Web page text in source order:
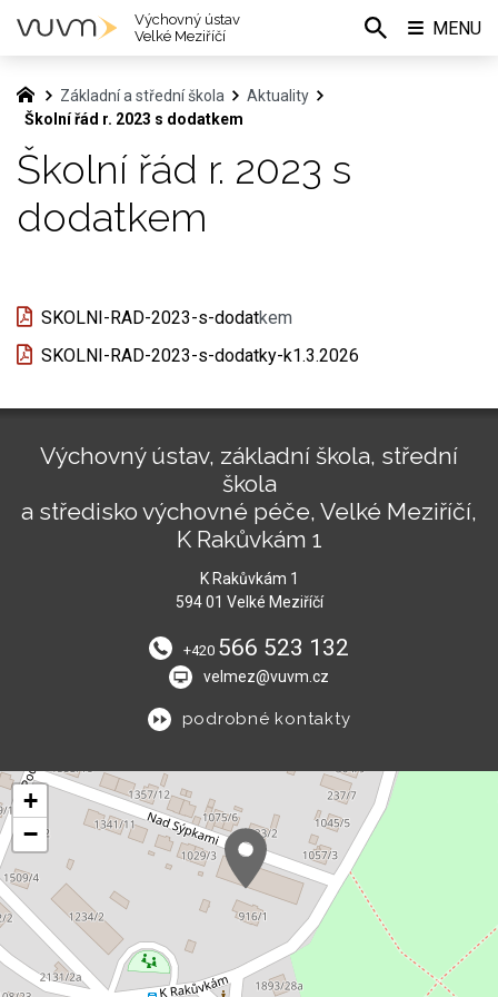
Základní a střední škola
Aktuality
Školní řád r. 2023 s dodatkem
Školní řád r. 2023 s
dodatkem
SKOLNI-RAD-2023-s-dodatkem
SKOLNI-RAD-2023-s-dodatky-k1.3.2026
Výchovný ústav, základní škola, střední
škola
a středisko výchovné péče, Velké Meziříčí,
K Rakůvkám 1
K Rakůvkám 1
594 01 Velké Meziříčí
+420 566 523 132
velmez@vuvm.cz
podrobné kontakty
+
−
Výchovný ústav
Velké Meziříčí
MENU